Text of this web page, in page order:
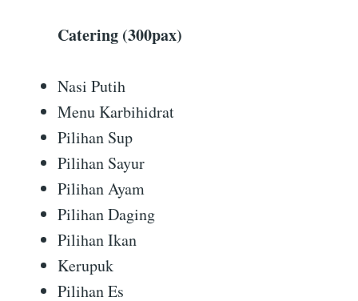
Catering (300pax)
Nasi Putih
Menu Karbihidrat
Pilihan Sup
Pilihan Sayur
Pilihan Ayam
Pilihan Daging
Pilihan Ikan
Kerupuk
Pilihan Es